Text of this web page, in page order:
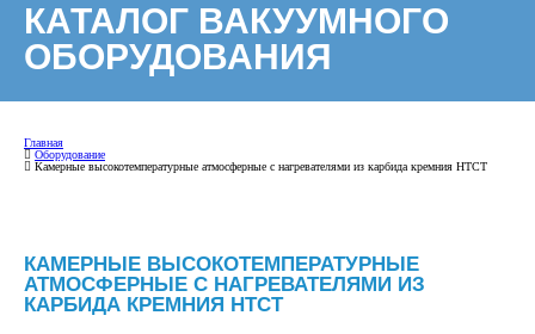
КАТАЛОГ ВАКУУМНОГО
ОБОРУДОВАНИЯ
Главная
Оборудование
Камерные высокотемпературные атмосферные с нагревателями из карбида кремния HTCT
КАМЕРНЫЕ ВЫСОКОТЕМПЕРАТУРНЫЕ
АТМОСФЕРНЫЕ С НАГРЕВАТЕЛЯМИ ИЗ
КАРБИДА КРЕМНИЯ HTCT